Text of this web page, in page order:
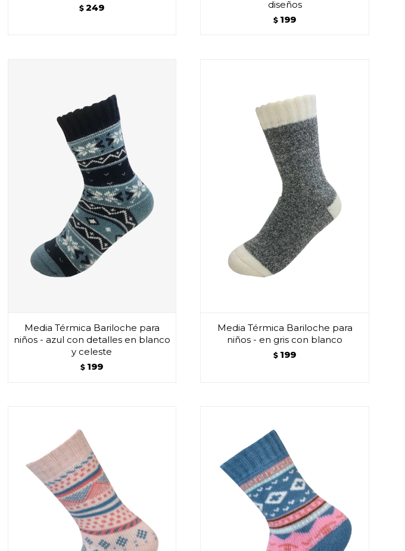
$ 249
diseños
$ 199
Media Térmica Bariloche para
niños - azul con detalles en blanco
y celeste
$ 199
Media Térmica Bariloche para
niños - en gris con blanco
$ 199